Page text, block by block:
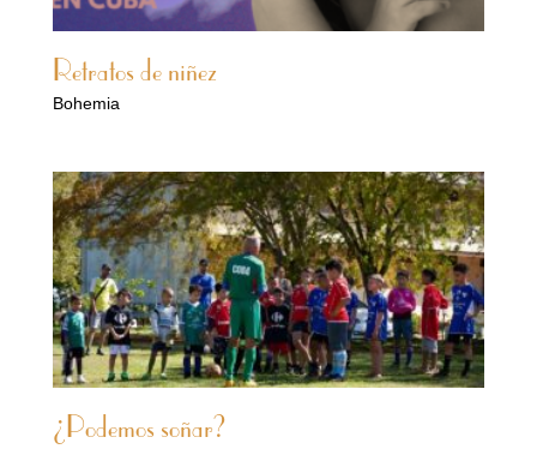
Retratos de niñez
Bohemia
¿Podemos soñar?